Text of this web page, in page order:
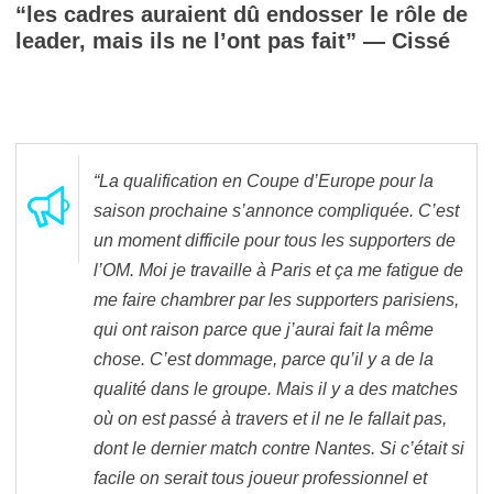
“les cadres auraient dû endosser le rôle de
leader, mais ils ne l’ont pas fait” — Cissé
“La qualification en Coupe d’Europe pour la
saison prochaine s’annonce compliquée. C’est
un moment difficile pour tous les supporters de
l’OM. Moi je travaille à Paris et ça me fatigue de
me faire chambrer par les supporters parisiens,
qui ont raison parce que j’aurai fait la même
chose. C’est dommage, parce qu’il y a de la
qualité dans le groupe. Mais il y a des matches
où on est passé à travers et il ne le fallait pas,
dont le dernier match contre Nantes. Si c’était si
facile on serait tous joueur professionnel et